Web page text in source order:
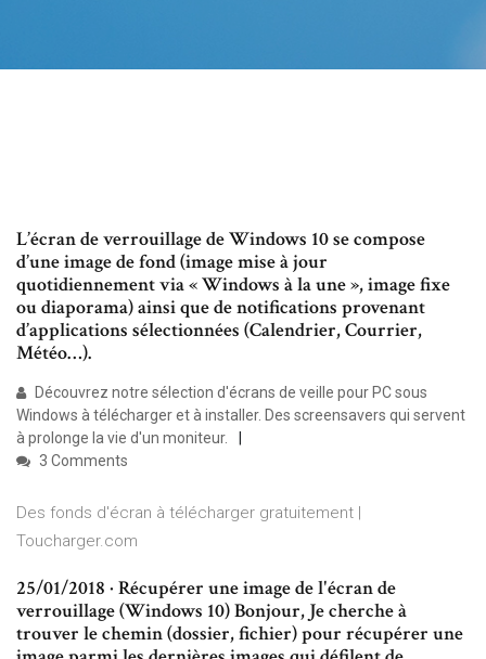
L’écran de verrouillage de Windows 10 se compose
d’une image de fond (image mise à jour
quotidiennement via « Windows à la une », image fixe
ou diaporama) ainsi que de notifications provenant
d’applications sélectionnées (Calendrier, Courrier,
Météo…).
Découvrez notre sélection d'écrans de veille pour PC sous
Windows à télécharger et à installer. Des screensavers qui servent
à prolonge la vie d'un moniteur.
3 Comments
Des fonds d'écran à télécharger gratuitement |
Toucharger.com
25/01/2018 · Récupérer une image de l'écran de
verrouillage (Windows 10) Bonjour, Je cherche à
trouver le chemin (dossier, fichier) pour récupérer une